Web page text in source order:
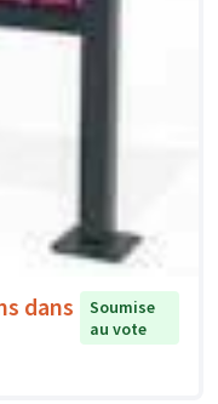
dans
Soumise
au vote